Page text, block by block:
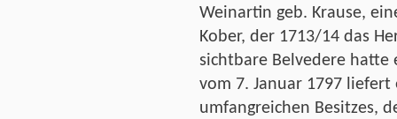
Weinartin geb. Krause,
Kober, der 1713/14 das
sichtbare Belvedere hatte
vom 7. Januar 1797
umfangreichen Besitzes,